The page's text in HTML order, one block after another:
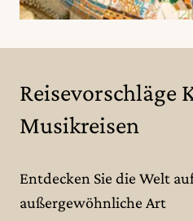
Reisevorschläge
Musikreisen
Entdecken Sie die Welt
außergewöhnliche Art